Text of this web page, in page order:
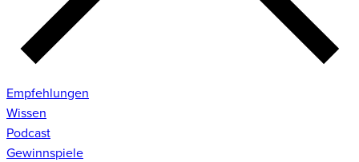
Empfehlungen
Wissen
Podcast
Gewinnspiele